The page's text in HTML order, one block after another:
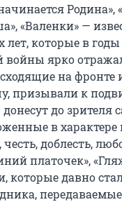
«Валенки» —
лет, которые в
войны ярко
на фронте
призывали к
до зрителя
в характере
доблесть,
платочек»,
которые давно